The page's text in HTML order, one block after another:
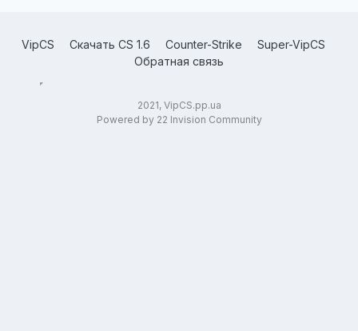
VipCS Скачать CS 1.6 Counter-Strike
Super-VipCS
Обратная связь
2021, VipCS.pp.ua
Powered by 22 Invision Community